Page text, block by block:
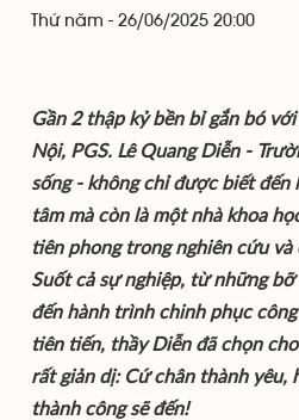
Thứ năm - 26/06/2025 20:00
Gần 2 thập kỷ bền bỉ gắn bó
Nội, PGS. Lê Quang Diễn -
sống - không chỉ được biết
tâm mà còn là một nhà khoa
tiên phong trong nghiên cứu và
Suốt cả sự nghiệp, từ những
đến hành trình chinh phục
tiên tiến, thầy Diễn đã chọn
rất giản dị: Cứ chân thành yêu,
thành công sẽ đến!